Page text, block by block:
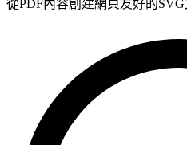
從PDF內容創建網頁友好的